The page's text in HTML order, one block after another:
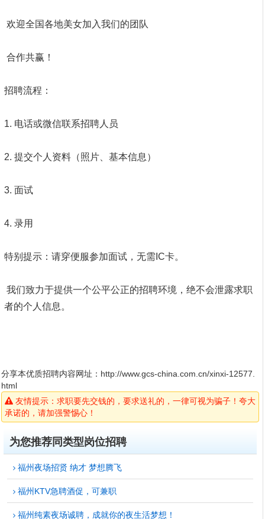
欢迎全国各地美女加入我们的团队
合作共赢！
招聘流程：
1. 电话或微信联系招聘人员
2. 提交个人资料（照片、基本信息）
3. 面试
4. 录用
特别提示：请穿便服参加面试，无需IC卡。
我们致力于提供一个公平公正的招聘环境，绝不会泄露求职
者的个人信息。
分享本优质招聘内容网址： http://www.gcs-china.com.cn/xinxi-12577.
html
友情提示：求职要先交钱的，要求送礼的，一律可视为骗子！夸大
承诺的，请加强警惕心！
为您推荐同类型岗位招聘
福州夜场招贤 纳才 梦想腾飞
福州KTV急聘酒促，可兼职
福州纯素夜场诚聘，成就你的夜生活梦想！